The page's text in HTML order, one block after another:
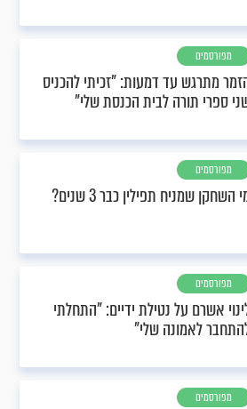
מפורסמים
מתרגש עד דמעות: "זכיתי להכניס
ספרי תורה לבית הכנסת שלי"
מפורסמים
השחקן שמניח תפילין כבר 3 שנים?
מפורסמים
אשרם על נטילת ידיים: "התחלתי
לאמונה שלי"
מפורסמים